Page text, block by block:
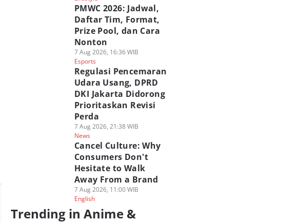
PMWC 2026: Jadwal,
Daftar Tim, Format,
Prize Pool, dan Cara
Nonton
7 Aug 2026, 16:36 WIB
Esports
Regulasi Pencemaran
Udara Usang, DPRD
DKI Jakarta Didorong
Prioritaskan Revisi
Perda
7 Aug 2026, 21:38 WIB
News
Cancel Culture: Why
Consumers Don't
Hesitate to Walk
Away From a Brand
7 Aug 2026, 11:00 WIB
English
Trending in Anime &